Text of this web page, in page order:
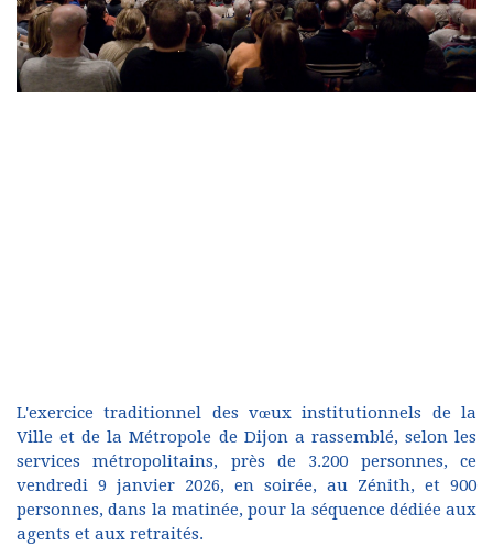
L'exercice traditionnel des vœux institutionnels de la
Ville et de la Métropole de Dijon a rassemblé, selon les
services métropolitains, près de 3.200 personnes, ce
vendredi 9 janvier 2026, en soirée, au Zénith, et 900
personnes, dans la matinée, pour la séquence dédiée aux
agents et aux retraités.